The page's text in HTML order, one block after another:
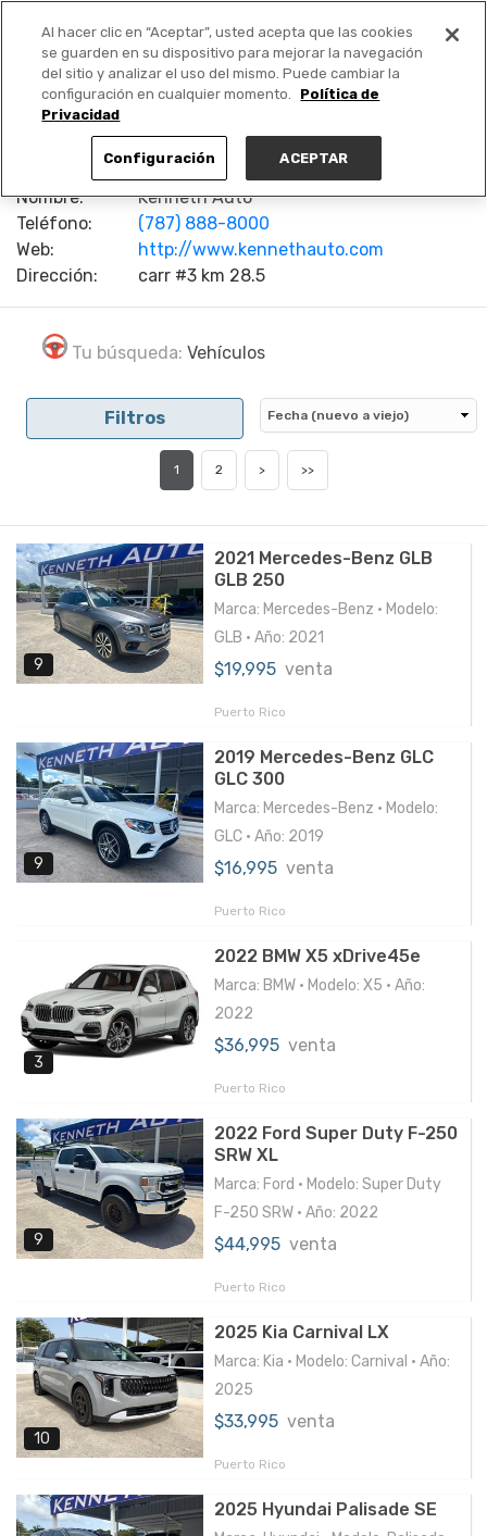
PUBLICA GRATIS +
Nombre:
Kenneth Auto
Teléfono:
(787) 888-8000
Web:
http://www.kennethauto.com
Dirección:
carr #3 km 28.5
Tu búsqueda: Vehículos
Filtros
1 2 > >>
9
2021 Mercedes-Benz GLB
GLB 250
Marca: Mercedes-Benz • Modelo:
GLB • Año: 2021
$19,995 venta
Puerto Rico
9
2019 Mercedes-Benz GLC
GLC 300
Marca: Mercedes-Benz • Modelo:
GLC • Año: 2019
$16,995 venta
Puerto Rico
3
2022 BMW X5 xDrive45e
Marca: BMW • Modelo: X5 • Año:
2022
$36,995 venta
Puerto Rico
9
2022 Ford Super Duty F-250
SRW XL
Marca: Ford • Modelo: Super Duty
F-250 SRW • Año: 2022
$44,995 venta
Puerto Rico
10
2025 Kia Carnival LX
Marca: Kia • Modelo: Carnival • Año:
2025
$33,995 venta
Puerto Rico
2025 Hyundai Palisade SE
Al hacer clic en “Aceptar”, usted acepta que las cookies
se guarden en su dispositivo para mejorar la navegación
del sitio y analizar el uso del mismo. Puede cambiar la
configuración en cualquier momento.
Política de
Privacidad
Configuración ACEPTAR